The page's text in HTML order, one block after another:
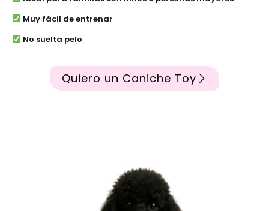
Muy fácil de entrenar
No suelta pelo
Quiero un Caniche Toy